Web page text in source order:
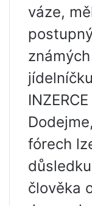
váze,
fórech
člověka